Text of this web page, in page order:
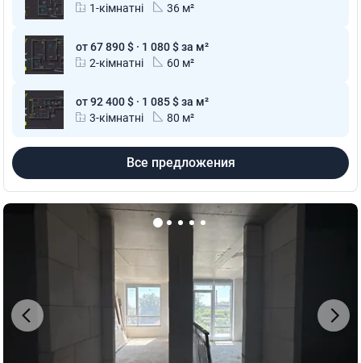
1-кімнатні
36 м²
от 67 890 $ · 1 080 $ за м²
2-кімнатні
60 м²
от 92 400 $ · 1 085 $ за м²
3-кімнатні
80 м²
Все предложения